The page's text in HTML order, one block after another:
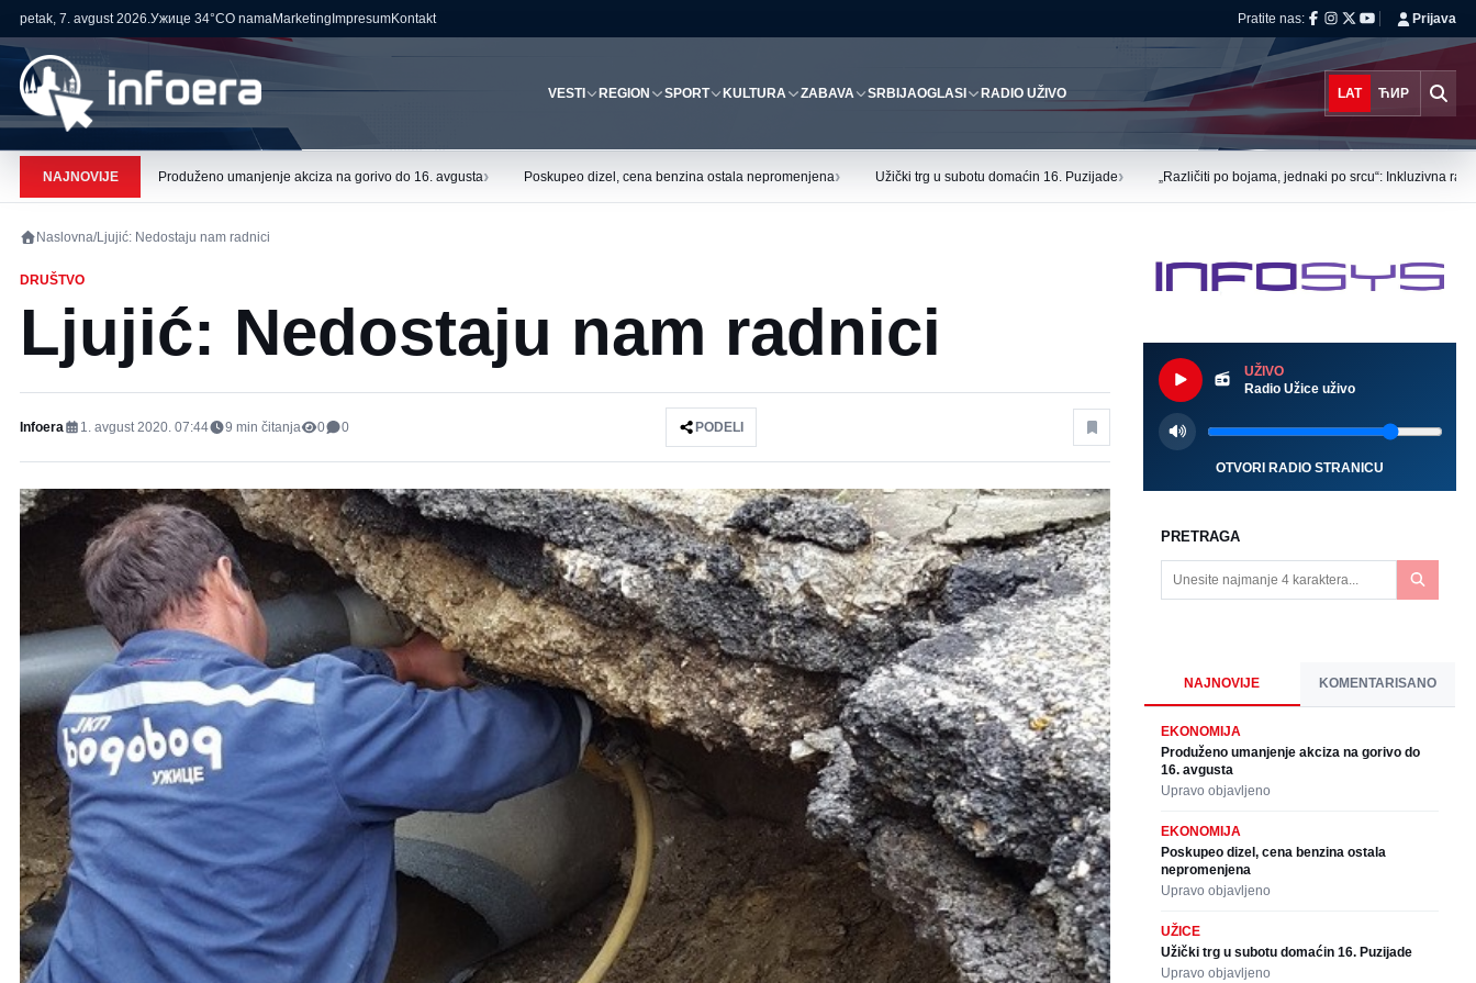
petak, 7. avgust 2026.Ужице 34°CO namaMarketing ImpresumKontakt Pratite nas: Prijava
VESTI REGION SPORT KULTURA ZABAVA SRBIJAOGLASI RADIO UŽIVO LAT ЋИР
NAJNOVIJE Produženo umanjenje akciza na gorivo do 16. avgusta› Poskupeo dizel, cena benzina ostala nepromenjena› Užički trg u subotu domaćin 16. Puzijade› „Različiti po bojama, jednaki po srcu“: Inkluzivna
Naslovna/Ljujić: Nedostaju nam radnici
DRUŠTVO
Ljujić: Nedostaju nam radnici
Infoera 1. avgust 2020. 07:44 9 min čitanja 0 0 PODELI
UŽIVO
Radio Užice uživo
OTVORI RADIO STRANICU
PRETRAGA
NAJNOVIJE KOMENTARISANO
EKONOMIJA
Produženo umanjenje akciza na gorivo do
16. avgusta
Upravo objavljeno
EKONOMIJA
Poskupeo dizel, cena benzina ostala
nepromenjena
Upravo objavljeno
UŽICE
Užički trg u subotu domaćin 16. Puzijade
Upravo objavljeno